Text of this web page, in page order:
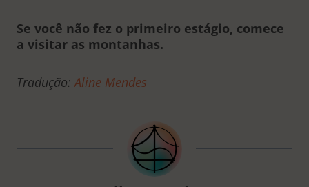
Se você não fez o primeiro estágio, comece
a visitar as montanhas.
Tradução:Aline Mendes